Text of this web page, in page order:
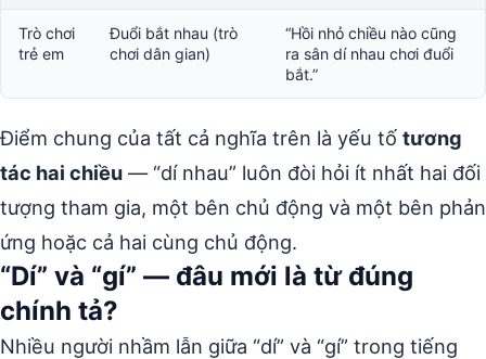
Trò chơi
trẻ em
Đuổi bắt nhau (trò
chơi dân gian)
“Hồi nhỏ chiều nào cũng
ra sân dí nhau chơi đuổi
bắt.”
Điểm chung của tất cả nghĩa trên là yếu tố tương
tác hai chiều — “dí nhau” luôn đòi hỏi ít nhất hai đối
tượng tham gia, một bên chủ động và một bên phản
ứng hoặc cả hai cùng chủ động.
“Dí” và “gí” — đâu mới là từ đúng
chính tả?
Nhiều người nhầm lẫn giữa “dí” và “gí” trong tiếng